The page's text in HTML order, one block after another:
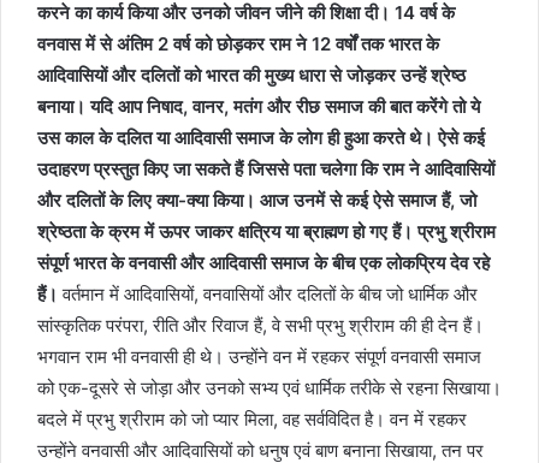
करने का कार्य किया और उनको जीवन जीने की शिक्षा दी। 14 वर्ष के
वनवास में से अंतिम 2 वर्ष को छोड़कर राम ने 12 वर्षों तक भारत के
आदिवासियों और दलितों को भारत की मुख्य धारा से जोड़कर उन्हें श्रेष्ठ
बनाया। यदि आप निषाद, वानर, मतंग और रीछ समाज की बात करेंगे तो ये
उस काल के दलित या आदिवासी समाज के लोग ही हुआ करते थे। ऐसे कई
उदाहरण प्रस्तुत किए जा सकते हैं जिससे पता चलेगा कि राम ने आदिवासियों
और दलितों के लिए क्या-क्या किया। आज उनमें से कई ऐसे समाज हैं, जो
श्रेष्ठता के क्रम में ऊपर जाकर क्षत्रिय या ब्राह्मण हो गए हैं। प्रभु श्रीराम
संपूर्ण भारत के वनवासी और आदिवासी समाज के बीच एक लोकप्रिय देव रहे
हैं। वर्तमान में आदिवासियों, वनवासियों और दलितों के बीच जो धार्मिक और
सांस्कृतिक परंपरा, रीति और रिवाज हैं, वे सभी प्रभु श्रीराम की ही देन हैं।
भगवान राम भी वनवासी ही थे। उन्होंने वन में रहकर संपूर्ण वनवासी समाज
को एक-दूसरे से जोड़ा और उनको सभ्य एवं धार्मिक तरीके से रहना सिखाया।
बदले में प्रभु श्रीराम को जो प्यार मिला, वह सर्वविदित है। वन में रहकर
उन्होंने वनवासी और आदिवासियों को धनुष एवं बाण बनाना सिखाया, तन पर